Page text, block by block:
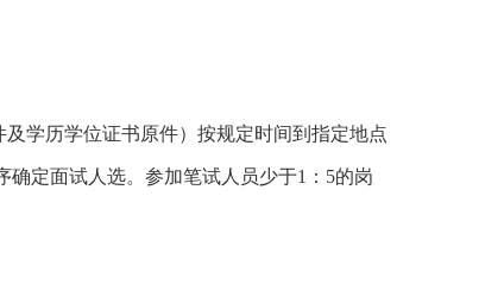
学历学位证书原件）按规定时间到指定地点
确定面试人选。参加笔试人员少于1 ： 5的岗